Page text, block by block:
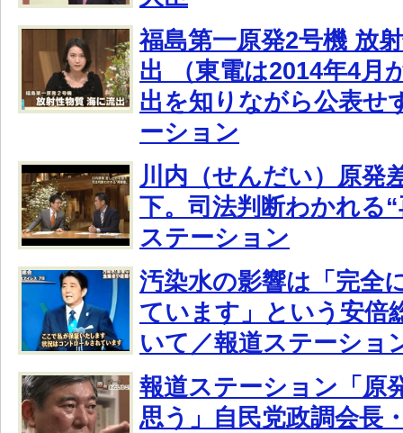
福島第一原発2号機 放
出 （東電は2014年4月
出を知りながら公表せ
ーション
川内（せんだい）原発
下。司法判断わかれる
ステーション
汚染水の影響は「完全
ています」という安倍
いて／報道ステーショ
報道ステーション「原
思う」自民党政調会長